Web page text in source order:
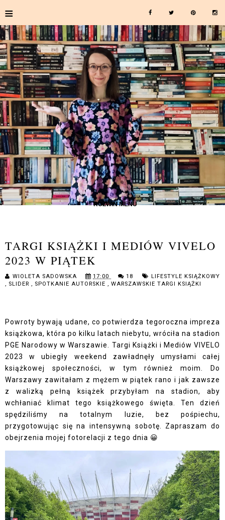
≡
≡ ROZWIŃ MENU
TARGI KSIĄŻKI I MEDIÓW VIVELO
2023 W PIĄTEK
WIOLETA SADOWSKA 17:00 18
LIFESTYLE KSIĄŻKOWY
, SLIDER , SPOTKANIE AUTORSKIE , WARSZAWSKIE TARGI KSIĄŻKI
Powroty bywają udane, co potwierdza tegoroczna impreza
książkowa, która po kilku latach niebytu, wróciła na stadion
PGE Narodowy w Warszawie. Targi Książki i Mediów VIVELO
2023 w ubiegły weekend zawładnęły umysłami całej
książkowej społeczności, w tym również moim. Do
Warszawy zawitałam z mężem w piątek rano i jak zawsze
z walizką pełną książek przybyłam na stadion, aby
wchłaniać klimat tego książkowego święta. Ten dzień
spędziliśmy na totalnym luzie, bez pośpiechu,
przygotowując się na intensywną sobotę. Zapraszam do
obejrzenia mojej fotorelacji z tego dnia 😀